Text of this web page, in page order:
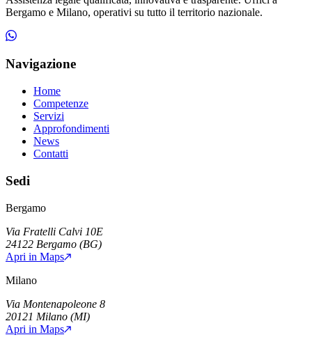
Bergamo e Milano, operativi su tutto il territorio nazionale.
Navigazione
Home
Competenze
Servizi
Approfondimenti
News
Contatti
Sedi
Bergamo
Via Fratelli Calvi 10E
24122 Bergamo (BG)
Apri in Maps
Milano
Via Montenapoleone 8
20121 Milano (MI)
Apri in Maps